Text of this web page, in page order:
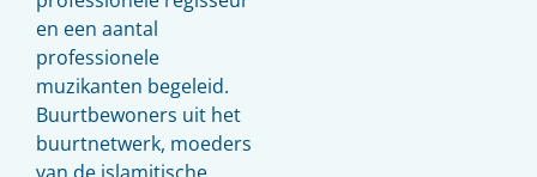
en een aantal
professionele
muzikanten begeleid.
Buurtbewoners uit het
buurtnetwerk, moeders